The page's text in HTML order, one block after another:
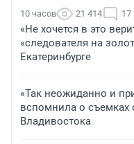
10 часов 21 414 17
«Не хочется в это
«следователя на
Екатеринбурге
«Так неожиданно и
вспомнила о съемках
Владивостока